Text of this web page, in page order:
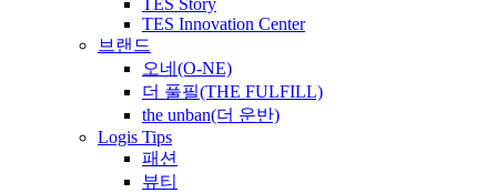
TES Innovation Center
브랜드
오네(O-NE)
더 풀필(THE FULFILL)
the unban(더 운반)
Logis Tips
패션
뷰티